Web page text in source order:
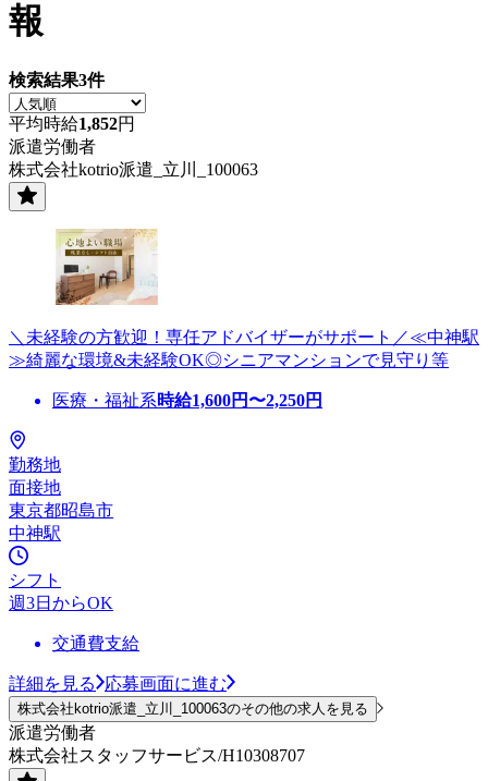
報
検索結果3件
平均時給1,852円
派遣労働者
株式会社kotrio派遣_立川_100063
＼未経験の方歓迎！専任アドバイザーがサポート／≪中神駅
≫綺麗な環境&未経験OK◎シニアマンションで見守り等
医療・福祉系時給1,600円〜2,250円
勤務地
面接地
東京都昭島市
中神駅
シフト
週3日からOK
交通費支給
詳細を見る 応募画面に進む
株式会社kotrio派遣_立川_100063のその他の求人を見る
派遣労働者
株式会社スタッフサービス/H10308707